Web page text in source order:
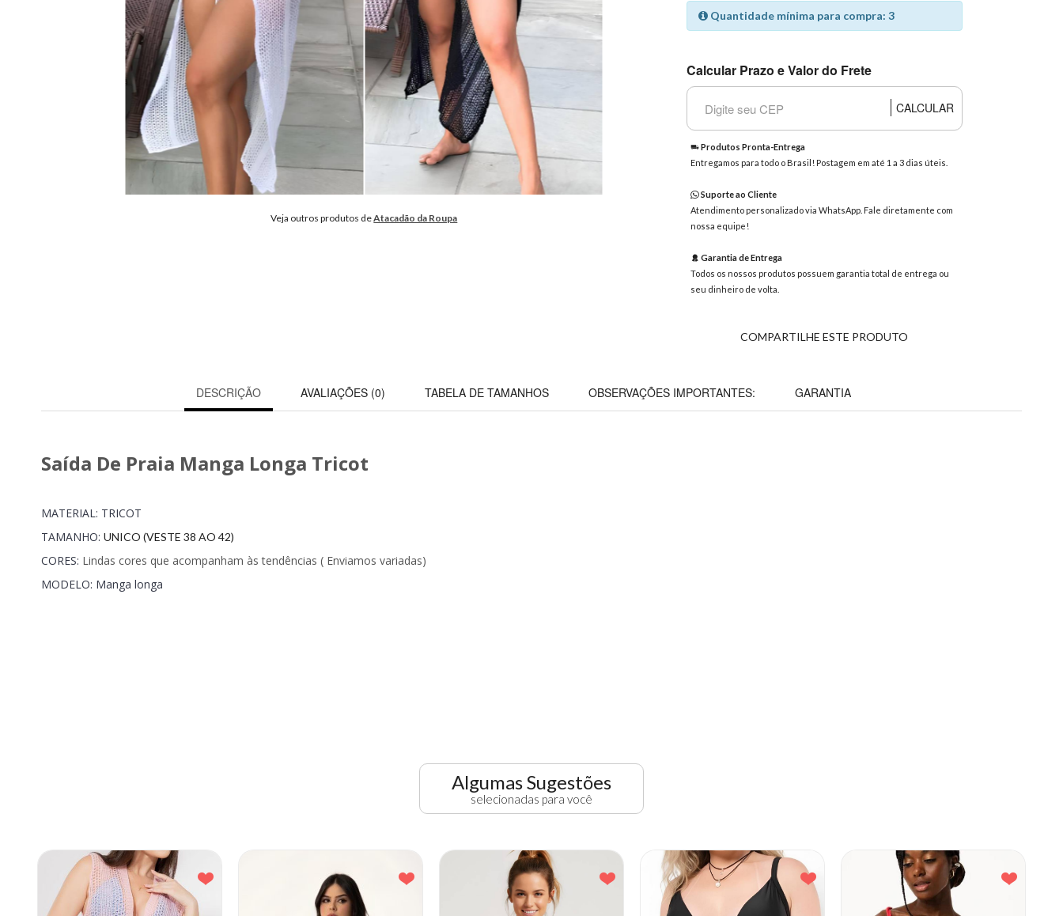
Veja outros produtos deAtacadão da Roupa
Quantidade mínima para compra: 3
Calcular Prazo e Valor do Frete
CALCULAR
Produtos Pronta-Entrega
Entregamos para todo o Brasil! Postagem em até 1 a 3 dias úteis.
Suporte ao Cliente
Atendimento personalizado via WhatsApp. Fale diretamente com
nossa equipe!
Garantia de Entrega
Todos os nossos produtos possuem garantia total de entrega ou
seu dinheiro de volta.
COMPARTILHE ESTE PRODUTO
DESCRIÇÃO AVALIAÇÕES (0) TABELA DE TAMANHOS OBSERVAÇÕES IMPORTANTES: GARANTIA
Saída De Praia Manga Longa Tricot
MATERIAL: TRICOT
TAMANHO: UNICO (VESTE 38 AO 42)
CORES: Lindas cores que acompanham às tendências ( Enviamos variadas)
MODELO: Manga longa
Algumas Sugestões
selecionadas para você